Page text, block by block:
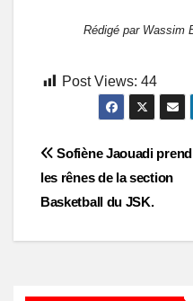
Rédigé par Wassim
Post Views: 44
Post
navigation
Sofiène Jaouadi prend
les rênes de la section
Basketball du JSK.